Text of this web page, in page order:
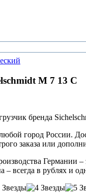
M 7 13 C
бренда
город России.
заказа или
Германии –
– всегда в рублях и